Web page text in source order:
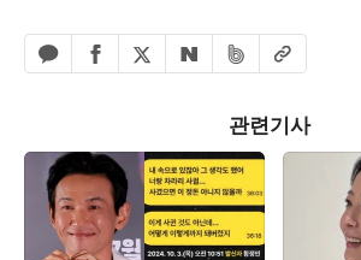
카카오톡 공유하기
페이스북 공유하기
엑스 공유하기
네이버 공유하기
밴드 공유하기
URL복사
관련기사